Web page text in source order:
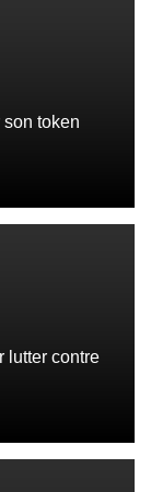
token
lutter contre